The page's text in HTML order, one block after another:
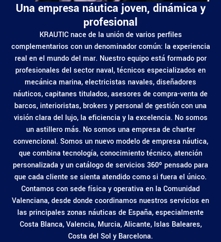
Una empresa náutica joven, dinámica y
profesional
KRAUTIC nace de la unión de varios perfiles
complementarios con un denominador común: la experiencia
real en el mundo del mar. Nuestro equipo está formado por
profesionales del sector naval, técnicos especializados en
mecánica marina, electricistas navales, diseñadores
náuticos, capitanes titulados, asesores de compra-venta de
barcos, interioristas, brokers y personal de gestión con una
visión clara del lujo, la eficiencia y la excelencia. No somos
un astillero más. No somos una empresa de charter
convencional. Somos un nuevo modelo de empresa náutica,
que combina tecnología, conocimiento técnico, atención
personalizada y un catálogo de servicios 360º pensado para
que cada cliente se sienta atendido como si fuera el único.
Contamos con sede física y operativa en la Comunidad
Valenciana, desde donde coordinamos nuestros servicios en
las principales zonas náuticas de España, especialmente
Costa Blanca, Valencia, Murcia, Alicante, Islas Baleares,
Costa del Sol y Barcelona.